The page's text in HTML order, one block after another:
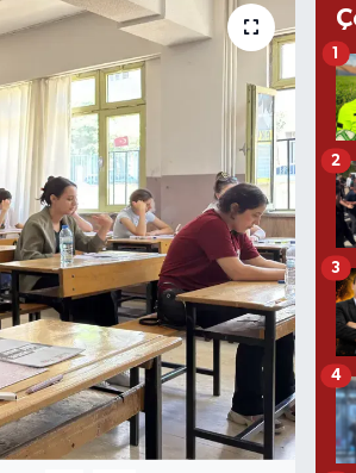
1
2
3
4